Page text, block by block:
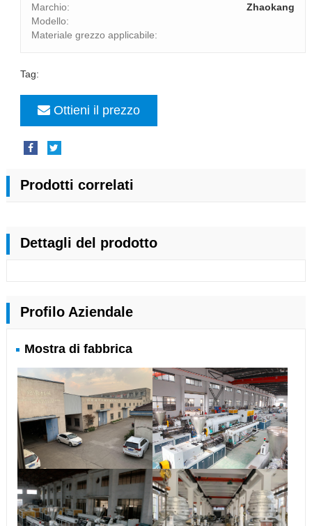
Marchio:
Zhaokang
Modello:
Materiale grezzo applicabile:
Tag:
Ottieni il prezzo
Prodotti correlati
Dettagli del prodotto
Profilo Aziendale
Mostra di fabbrica